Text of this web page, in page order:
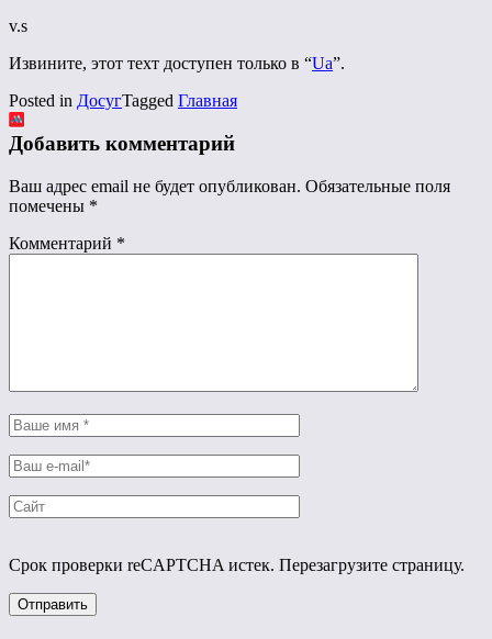
v.s
Извините, этот техт доступен только в “Ua”.
Posted in ДосугTagged Главная
Добавить комментарий
Ваш адрес email не будет опубликован. Обязательные поля
помечены *
Комментарий *
Срок проверки reCAPTCHA истек. Перезагрузите страницу.